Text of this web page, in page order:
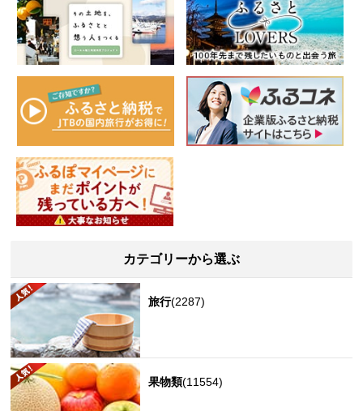
カテゴリーから選ぶ
旅行(2287)
果物類(11554)